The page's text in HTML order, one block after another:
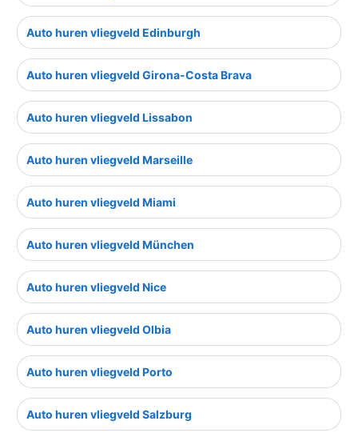
Auto huren vliegveld Edinburgh
Auto huren vliegveld Girona-Costa Brava
Auto huren vliegveld Lissabon
Auto huren vliegveld Marseille
Auto huren vliegveld Miami
Auto huren vliegveld München
Auto huren vliegveld Nice
Auto huren vliegveld Olbia
Auto huren vliegveld Porto
Auto huren vliegveld Salzburg